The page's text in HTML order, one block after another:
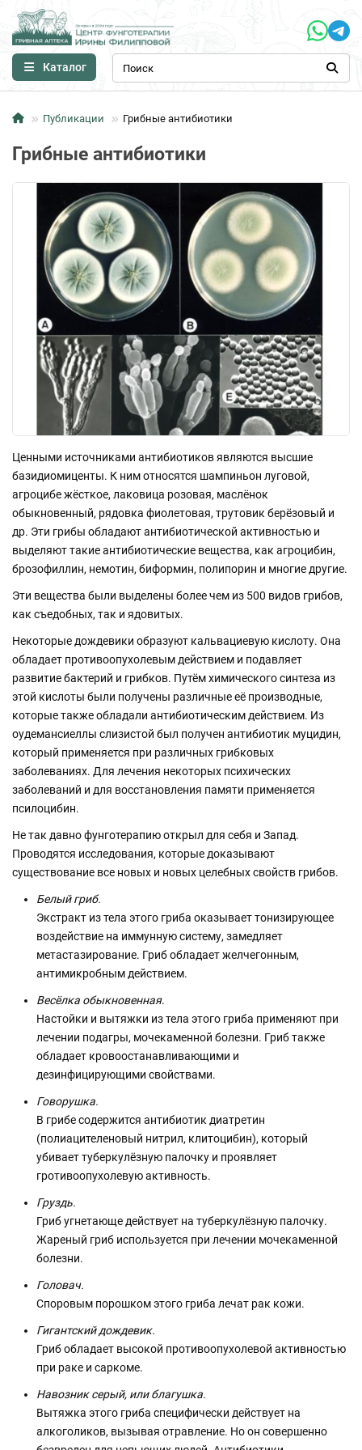
Каталог
Публикации Грибные антибиотики
Грибные антибиотики
Ценными источниками антибиотиков являются высшие
базидиомиценты. К ним относятся шампиньон луговой,
агроцибе жёсткое, лаковица розовая, маслёнок
обыкновенный, рядовка фиолетовая, трутовик берёзовый и
др. Эти грибы обладают антибиотической активностью и
выделяют такие антибиотические вещества, как агроцибин,
брозофиллин, немотин, биформин, полипорин и многие другие.
Эти вещества были выделены более чем из 500 видов грибов,
как съедобных, так и ядовитых.
Некоторые дождевики образуют кальвациевую кислоту. Она
обладает противоопухолевым действием и подавляет
развитие бактерий и грибков. Путём химического синтеза из
этой кислоты были получены различные её производные,
которые также обладали антибиотическим действием. Из
оудемансиеллы слизистой был получен антибиотик муцидин,
который применяется при различных грибковых
заболеваниях. Для лечения некоторых психических
заболеваний и для восстановления памяти применяется
псилоцибин.
Не так давно фунготерапию открыл для себя и Запад.
Проводятся исследования, которые доказывают
существование все новых и новых целебных свойств грибов.
Белый гриб.
Экстракт из тела этого гриба оказывает тонизирующее
воздействие на иммунную систему, замедляет
метастазирование. Гриб обладает желчегонным,
антимикробным действием.
Весёлка обыкновенная.
Настойки и вытяжки из тела этого гриба применяют при
лечении подагры, мочекаменной болезни. Гриб также
обладает кровоостанавливающими и
дезинфицирующими свойствами.
Говорушка.
В грибе содержится антибиотик диатретин
(полиацителеновый нитрил, клитоцибин), который
убивает туберкулёзную палочку и проявляет
гротивоопухолевую активность.
Груздь.
Гриб угнетающе действует на туберкулёзную палочку.
Жареный гриб используется при лечении мочекаменной
болезни.
Головач.
Споровым порошком этого гриба лечат рак кожи.
Гигантский дождевик.
Гриб обладает высокой противоопухолевой активностью
при раке и саркоме.
Навозник серый, или благушка.
Вытяжка этого гриба специфически действует на
алкоголиков, вызывая отравление. Но он совершенно